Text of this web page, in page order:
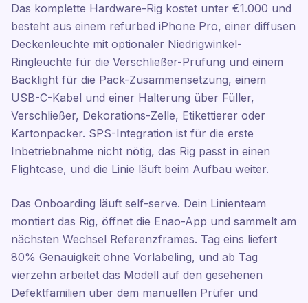
Das komplette Hardware-Rig kostet unter €1.000 und
besteht aus einem refurbed iPhone Pro, einer diffusen
Deckenleuchte mit optionaler Niedrigwinkel-
Ringleuchte für die Verschließer-Prüfung und einem
Backlight für die Pack-Zusammensetzung, einem
USB-C-Kabel und einer Halterung über Füller,
Verschließer, Dekorations-Zelle, Etikettierer oder
Kartonpacker. SPS-Integration ist für die erste
Inbetriebnahme nicht nötig, das Rig passt in einen
Flightcase, und die Linie läuft beim Aufbau weiter.
Das Onboarding läuft self-serve. Dein Linienteam
montiert das Rig, öffnet die Enao-App und sammelt am
nächsten Wechsel Referenzframes. Tag eins liefert
80% Genauigkeit ohne Vorlabeling, und ab Tag
vierzehn arbeitet das Modell auf den gesehenen
Defektfamilien über dem manuellen Prüfer und